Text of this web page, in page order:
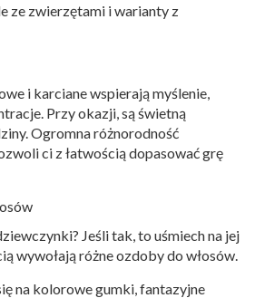
ze zwierzętami i warianty z
i karciane wspierają myślenie,
Przy okazji, są świetną
Ogromna różnorodność
ci z łatwością dopasować grę
Jeśli tak, to uśmiech na jej
wywołają różne ozdoby do włosów.
na kolorowe gumki, fantazyjne